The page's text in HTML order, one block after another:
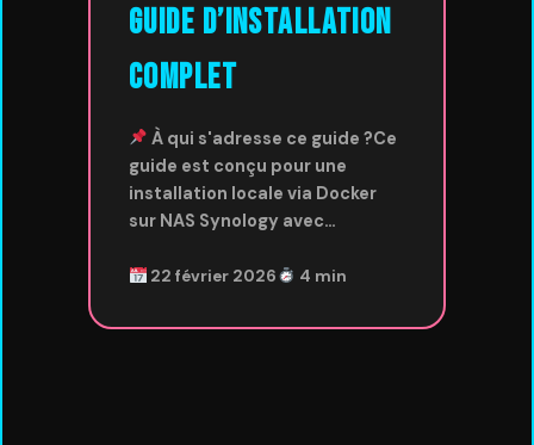
Guide d’installation
complet
À qui s'adresse ce guide ?Ce
guide est conçu pour une
installation locale via Docker
sur NAS Synology avec…
22 février 2026 4 min